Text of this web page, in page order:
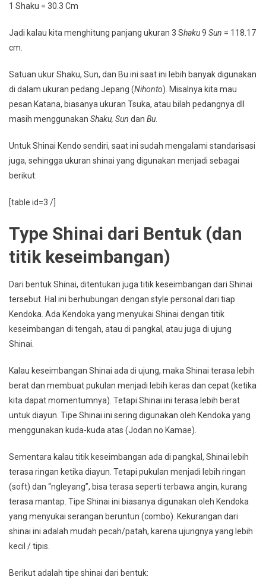
1 Shaku = 30.3 Cm
Jadi kalau kita menghitung panjang ukuran 3 Shaku9 Sun = 118.17
cm.
Satuan ukur Shaku, Sun, dan Bu ini saat ini lebih banyak digunakan
di dalam ukuran pedang Jepang (Nihonto). Misalnya kita mau
pesan Katana, biasanya ukuran Tsuka, atau bilah pedangnya dll
masih menggunakan Shaku, Sun dan Bu
Untuk Shinai Kendo sendiri, saat ini sudah mengalami standarisasi
juga, sehingga ukuran shinai yang digunakan menjadi sebagai
berikut:
[table id=3 /]
Type Shinai dari Bentuk (dan
titik keseimbangan)
Dari bentuk Shinai, ditentukan juga titik keseimbangan dari Shinai
tersebut. Hal ini berhubungan dengan style personal dari tiap
Kendoka. Ada Kendoka yang menyukai Shinai dengan titik
keseimbangan di tengah, atau di pangkal, atau juga di ujung
Shinai.
Kalau keseimbangan Shinai ada di ujung, maka Shinai terasa lebih
berat dan membuat pukulan menjadi lebih keras dan cepat (ketika
kita dapat momentumnya). Tetapi Shinai ini terasa lebih berat
untuk diayun. Tipe Shinai ini sering digunakan oleh Kendoka yang
menggunakan kuda-kuda atas (Jodan no Kamae).
Sementara kalau titik keseimbangan ada di pangkal, Shinai lebih
terasa ringan ketika diayun. Tetapi pukulan menjadi lebih ringan
(soft) dan “ngleyang”, bisa terasa seperti terbawa angin, kurang
terasa mantap. Tipe Shinai ini biasanya digunakan oleh Kendoka
yang menyukai serangan beruntun (combo). Kekurangan dari
shinai ini adalah mudah pecah/patah, karena ujungnya yang lebih
kecil / tipis.
Berikut adalah tipe shinai dari bentuk: